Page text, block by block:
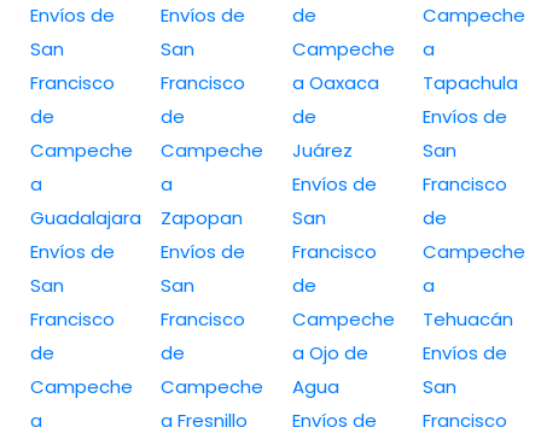
Envíos de
San
Francisco
de
Campeche
a
Guadalajara
Envíos de
San
Francisco
de
Campeche
a
Envíos de
San
Francisco
de
Campeche
a
Zapopan
Envíos de
San
Francisco
de
Campeche
a Fresnillo
de
Campeche
a Oaxaca
de
Juárez
Envíos de
San
Francisco
de
Campeche
a Ojo de
Agua
Envíos de
Campeche
a
Tapachula
Envíos de
San
Francisco
de
Campeche
a
Tehuacán
Envíos de
San
Francisco